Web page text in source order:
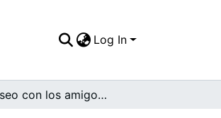
Log In
De paseo con los amigos: hermanas Ligia, Cristina y Berta Otero; Rosa María Bonilla y Hernando Gómez Rocha